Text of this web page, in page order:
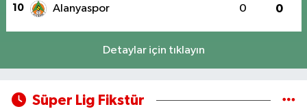
10 Alanyaspor 0 0
Detaylar için tıklayın
Süper Lig Fikstür